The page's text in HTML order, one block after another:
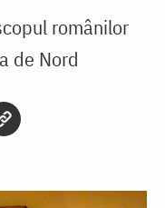
românilor
de Nord